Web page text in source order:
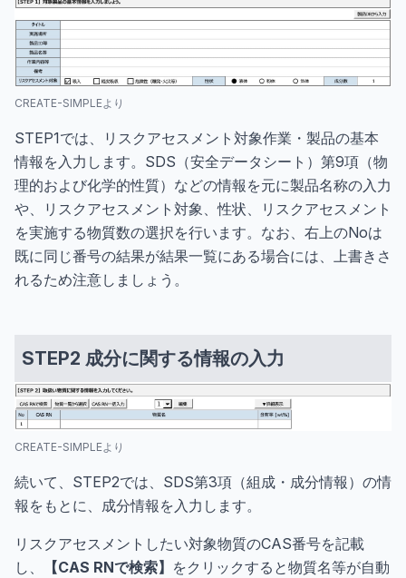
CREATE-SIMPLEより
STEP1では、リスクアセスメント対象作業・製品の基本
情報を入力します。SDS（安全データシート）第9項（物
理的および化学的性質）などの情報を元に製品名称の入力
や、リスクアセスメント対象、性状、リスクアセスメント
を実施する物質数の選択を行います。なお、右上のNoは
既に同じ番号の結果が結果一覧にある場合には、上書きさ
れるため注意しましょう。
STEP2 成分に関する情報の入力
CREATE-SIMPLEより
続いて、STEP2では、SDS第3項（組成・成分情報）の情
報をもとに、成分情報を入力します。
リスクアセスメントしたい対象物質のCAS番号を記載
し、
【CAS RNで検索】 をクリックすると物質名等が自動